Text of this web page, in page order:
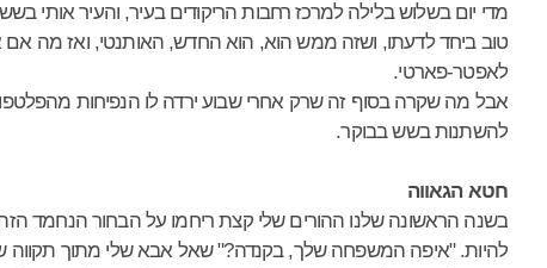
מדי יום בשלוש בלילה למרכז רחבות הריקודים בעיר, והעיר אותי
טוב ביחד לדעתו, ושזה ממש הוא, הוא החדש, האותנטי, ואז מה אם
לאפטר-פארטי.
אבל מה שקרה בסוף זה שרק אחרי שבוע ירדה לו הנפיחות
להשתנות בשש בבוקר.
חטא הגאווה
בשנה הראשונה שלנו ההורים שלי קצת ריחמו על הבחור הנחמד
להיות. "איפה המשפחה שלך, בקנדה?" שאל אבא שלי מתוך תקווה